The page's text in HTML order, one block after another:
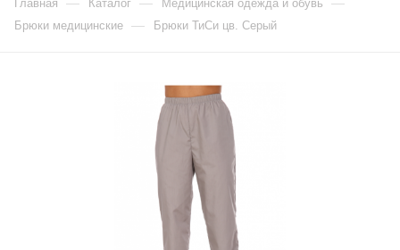
Главная — Каталог — Медицинская одежда и обувь —
Брюки медицинские — Брюки ТиСи цв. Серый